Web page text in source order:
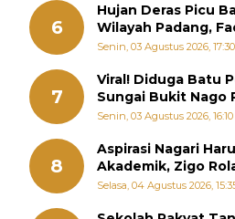
6
Hujan Deras Picu
Wilayah Padang,
Perintahkan OPD
Senin, 03 Agustus 2026,
7
Viral! Diduga Batu
Sungai Bukit Nago
Warga Khawatir
Senin, 03 Agustus 2026,
8
Aspirasi Nagari
Akademik, Zigo
Diperjuangkan di
Selasa, 04 Agustus 2026,